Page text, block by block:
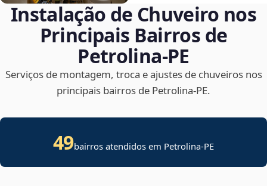
Instalação de Chuveiro nos
Principais Bairros de
Petrolina‑PE
Serviços de montagem, troca e ajustes de chuveiros nos
principais bairros de Petrolina‑PE.
49bairros atendidos em Petrolina-PE